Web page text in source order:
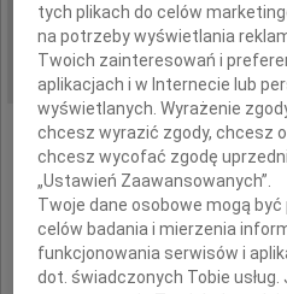
REGION: Radom
DATA EMISJI: 10.10.2014
Z głębokim
tych plikach do celów
na potrzeby wyświetlania
Twoich zainteresowań i
aplikacjach i w Internecie lub
wyświetlanych. Wyrażenie
chcesz wyrazić zgody, chcesz
chcesz wycofać zgodę
„Ustawień Zaawansowanych”.
Twoje dane osobowe mogą
celów badania i mierzenia
funkcjonowania serwisów i
dot. świadczonych Tobie